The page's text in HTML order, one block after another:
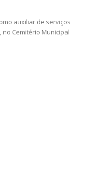
auxiliar de serviços
Cemitério Municipal